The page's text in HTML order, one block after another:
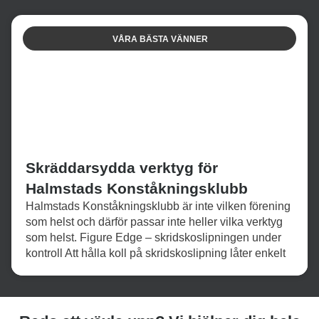
VÅRA BÄSTA VÄNNER
Skräddarsydda verktyg för
Halmstads Konståkningsklubb
Halmstads Konståkningsklubb är inte vilken förening
som helst och därför passar inte heller vilka verktyg
som helst. Figure Edge – skridskoslipningen under
kontroll Att hålla koll på skridskoslipning låter enkelt